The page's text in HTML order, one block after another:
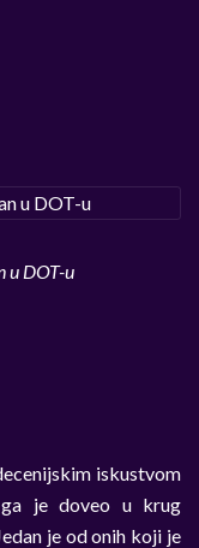
u DOT-u
iskustvom
je doveo u krug
je od onih koji je